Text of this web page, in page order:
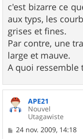
s
s
a
g
e
c'est bizarre ce
aux typs, les
grises et fines.
Par contre, une
large et mauve.
A quoi ressemble
APE21
Nouvel
Utagawiste
M
24 nov. 2009, 14:18